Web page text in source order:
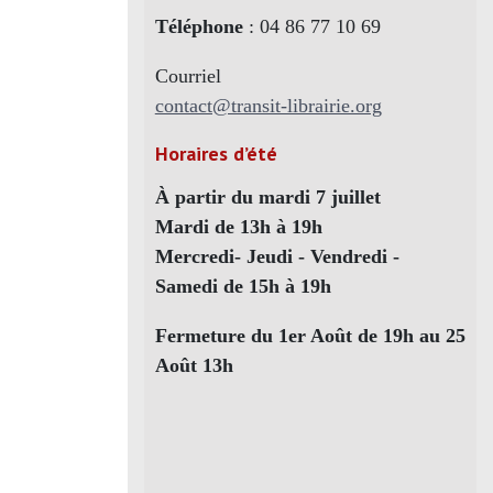
Téléphone: 04 86 77 10 69
Courriel
contact@transit-librairie.org
Horaires d’été
À partir du mardi 7 juillet
Mardi de 13h à 19h
Mercredi- Jeudi - Vendredi -
Samedi de 15h à 19h
Fermeture du 1er Août de 19h au 25
Août 13h